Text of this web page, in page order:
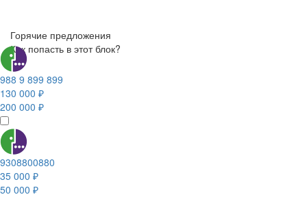
Горячие предложения
Как попасть в этот блок?
988 9 899 899
130 000 ₽
200 000 ₽
9308800880
35 000 ₽
50 000 ₽